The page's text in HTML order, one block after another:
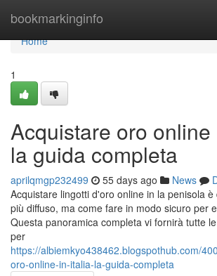
bookmarkinginfo
Home
Home
1
Acquistare oro online
la guida completa
aprilqmgp232499 55 days ago News
Acquistare lingotti d'oro online in la penisola
più diffuso, ma come fare in modo sicuro per
Questa panoramica completa vi fornirà tutte
per
https://albiemkyo438462.blogspothub.com/
oro-online-in-italia-la-guida-completa